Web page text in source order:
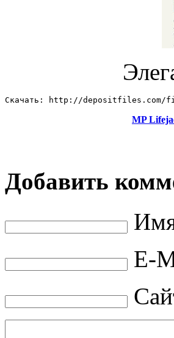
Скачать: http://depositfiles.com/
MP
Добавить
E-